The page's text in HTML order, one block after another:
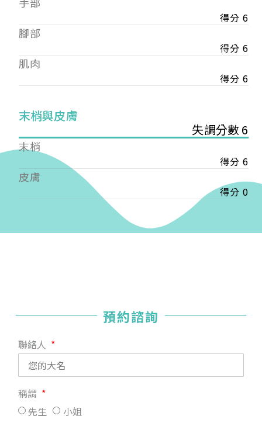
得分 6
腳部
得分 6
肌肉
得分 6
末梢與皮膚
失調分數 6
末梢
得分 6
皮膚
得分 0
預約諮詢
聯絡人
稱謂
先生
小姐
會審核通過後即通知您進行繳費，繳費資訊如下
【會費】
個人會員:
入會費新臺幣1200元，於會員入會時繳納；常年會
費1200元，於每年度繳納。
費3000元，於每年度繳納。
戶名: 社團法人台灣自律神經健康培訓暨發展協會
帳號: 003-03-501566-2
銀行: (013) 國泰世華 南京東路分行